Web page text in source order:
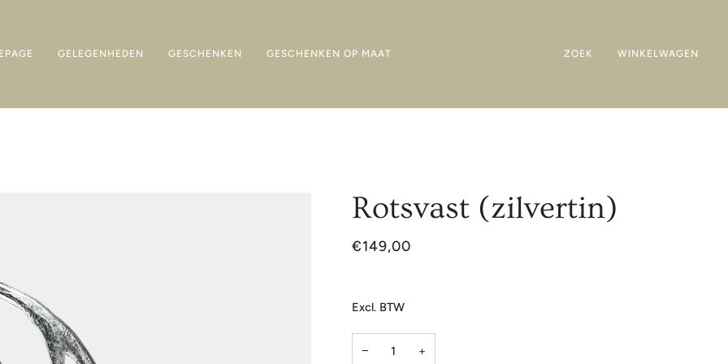
GELEGENHEDEN GESCHENKEN GESCHENKEN OP MAAT ZOEK WINKELWAGEN
Rotsvast (zilvertin)
€149,00
Excl. BTW
− +